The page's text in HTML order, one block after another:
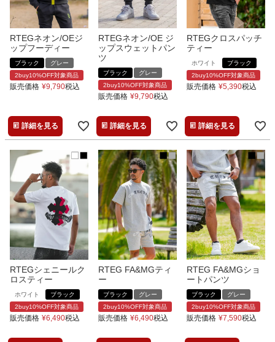
RTEGネオン/OEジ
ップフーディー
ブラック
グレー
2buy10%OFF対象商品
販売価格 ¥9,790税込
詳細を見る
RTEGネオン/OE ジ
ップスウェットパン
ツ
ブラック
グレー
2buy10%OFF対象商品
販売価格 ¥9,790税込
詳細を見る
RTEGクロスパッチ
ティー
ホワイト
ブラック
2buy10%OFF対象商品
販売価格 ¥5,390税込
詳細を見る
RTEGシェニールク
ロスティー
ホワイト
ブラック
2buy10%OFF対象商品
販売価格 ¥6,490税込
RTEG FA&MGティ
ー
ブラック
グレー
2buy10%OFF対象商品
販売価格 ¥6,490税込
RTEG FA&MGショ
ートパンツ
ブラック
グレー
2buy10%OFF対象商品
販売価格 ¥7,590税込